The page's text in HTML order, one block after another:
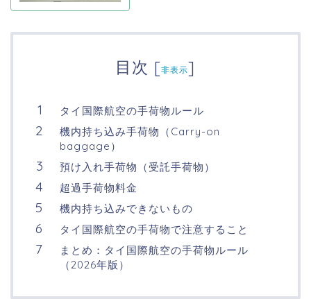
目次 [非表示]
タイ国際航空の手荷物ルール
機内持ち込み手荷物（Carry-on
baggage）
預け入れ手荷物（受託手荷物）
超過手荷物料金
機内持ち込みできないもの
タイ国際航空の手荷物で注意すること
まとめ：タイ国際航空の手荷物ルール
（2026年版）